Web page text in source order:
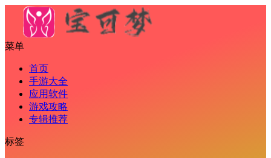
菜单
首页
手游大全
应用软件
游戏攻略
专辑推荐
标签